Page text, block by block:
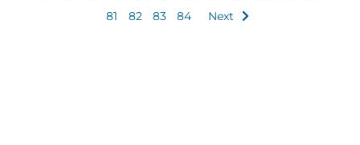
81
82 83 84 Next